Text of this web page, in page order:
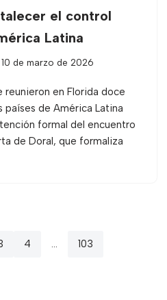
el control
Latina
de marzo de 2026
reunieron en Florida doce
de América Latina
formal del encuentro
de Doral, que formaliza
4 … 103